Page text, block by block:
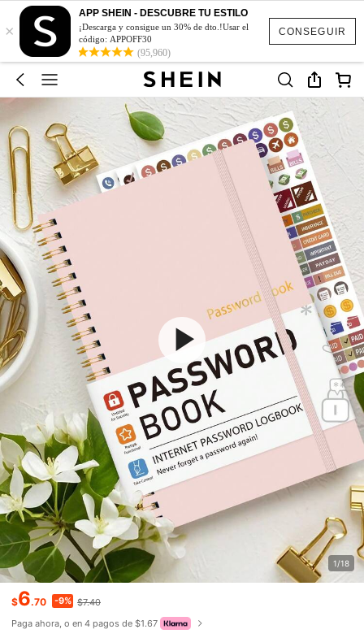
CONSEGUIR
×
APP SHEIN - DESCUBRE TU ESTILO
¡Descarga y consigue un 30% de dto.!Usar el
código: APPOFF30
(95,960)
1/18
$6.70 -9% $7.40
Paga ahora, o en 4 pagos de $1.67